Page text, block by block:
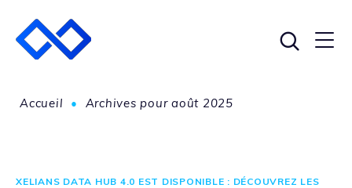
Accueil • Archives pour août 2025
XELIANS DATA HUB 4.0 EST DISPONIBLE : DÉCOUVREZ LES